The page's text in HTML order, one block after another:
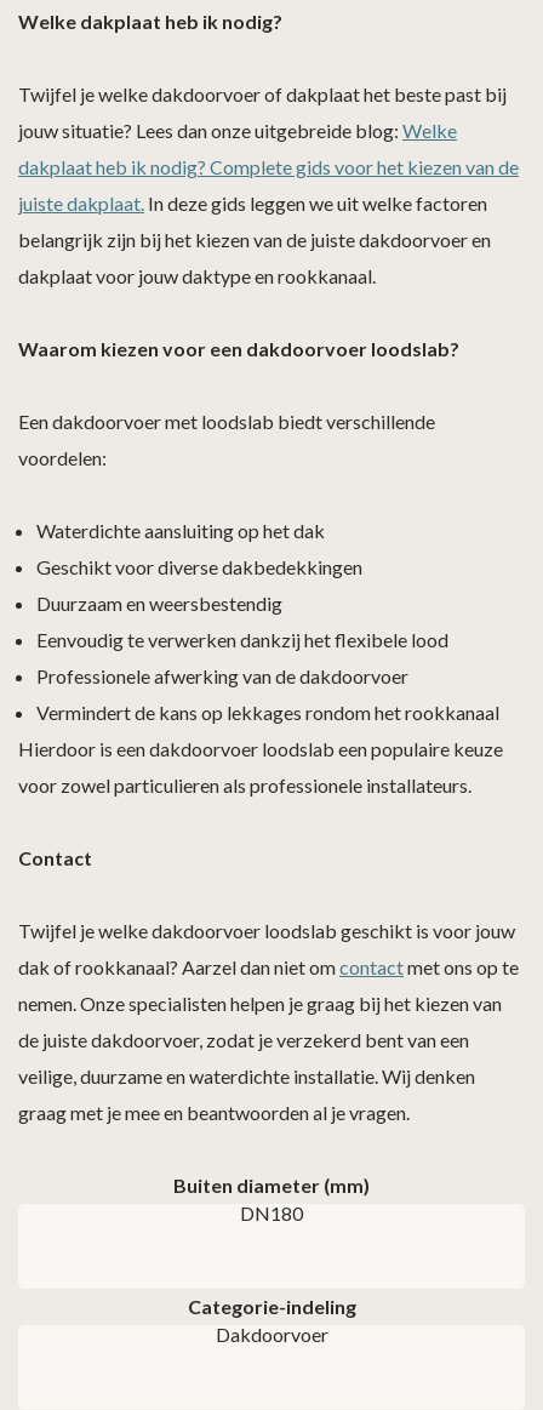
Welke dakplaat heb ik nodig?
Twijfel je welke dakdoorvoer of dakplaat het beste past bij
jouw situatie? Lees dan onze uitgebreide blog: Welke
dakplaat heb ik nodig? Complete gids voor het kiezen van de
juiste dakplaat. In deze gids leggen we uit welke factoren
belangrijk zijn bij het kiezen van de juiste dakdoorvoer en
dakplaat voor jouw daktype en rookkanaal.
Waarom kiezen voor een dakdoorvoer loodslab?
Een dakdoorvoer met loodslab biedt verschillende
voordelen:
Waterdichte aansluiting op het dak
Geschikt voor diverse dakbedekkingen
Duurzaam en weersbestendig
Eenvoudig te verwerken dankzij het flexibele lood
Professionele afwerking van de dakdoorvoer
Vermindert de kans op lekkages rondom het rookkanaal
Hierdoor is een dakdoorvoer loodslab een populaire keuze
voor zowel particulieren als professionele installateurs.
Contact
Twijfel je welke dakdoorvoer loodslab geschikt is voor jouw
dak of rookkanaal? Aarzel dan niet omcontactmet ons op te
nemen. Onze specialisten helpen je graag bij het kiezen van
de juiste dakdoorvoer, zodat je verzekerd bent van een
veilige, duurzame en waterdichte installatie. Wij denken
graag met je mee en beantwoorden al je vragen.
Buiten diameter (mm)
DN180
Categorie-indeling
Dakdoorvoer